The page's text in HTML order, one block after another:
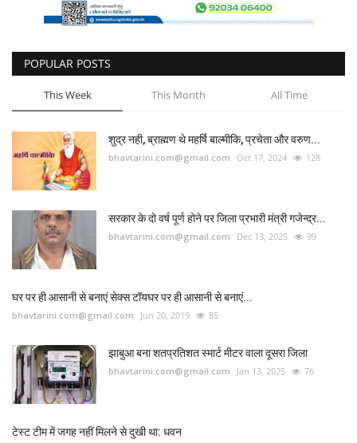
बिजनेस
संपर्क
POPULAR POSTS
This Week This Month All Time
शुद्र नही, ब्राह्मण थे महर्षि बाल्मीकि, प्रचेता और वरुण...
bhavtarini.com@gmail.com Oct 17, 2024 128
सरकार के दो वर्ष पूर्ण होने पर जिला प्रभारी मंत्री गजेन्द्र...
bhavtarini.com@gmail.com Dec 13, 2025 99
घर पर ही आसानी से बनाएं सेक्स टॉयघर पर ही आसानी से बनाएं...
bhavtarini.com@gmail.com Jun 20, 2019 85
झाबुआ बना शतप्रतिशत स्मार्ट मीटर वाला दूसरा जिला
bhavtarini.com@gmail.com Jan 13, 2025 76
टेस्ट टीम में जगह नहीं मिलने से दुखी था: धवन